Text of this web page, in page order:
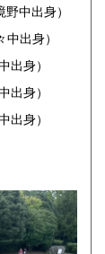
中出身）
出身）
）
）
）